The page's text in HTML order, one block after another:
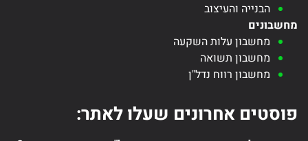
הבנייה והעיצוב
מחשבונים
מחשבון עלות השקעה
מחשבון תשואה
מחשבון רווח נדל"ן
פוסטים אחרונים שעלו לאתר: